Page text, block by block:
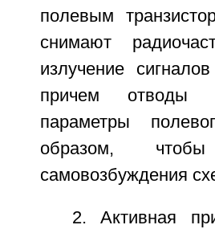
полевым
снимают
излучение
причем отводы
параметры
образом,
самовозбуждения
2. Активная